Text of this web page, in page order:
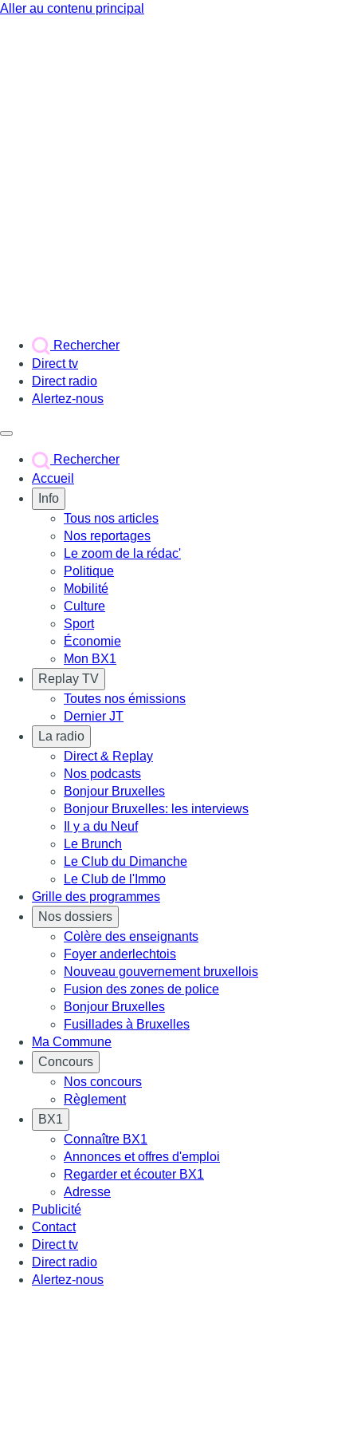
Aller au contenu principal
Rechercher
Direct tv
Direct radio
Alertez-nous
Rechercher
Accueil
Info
Tous nos articles
Nos reportages
Le zoom de la rédac'
Politique
Mobilité
Culture
Sport
Économie
Mon BX1
Replay TV
Toutes nos émissions
Dernier JT
La radio
Direct & Replay
Nos podcasts
Bonjour Bruxelles
Bonjour Bruxelles: les interviews
Il y a du Neuf
Le Brunch
Le Club du Dimanche
Le Club de l'Immo
Grille des programmes
Nos dossiers
Colère des enseignants
Foyer anderlechtois
Nouveau gouvernement bruxellois
Fusion des zones de police
Bonjour Bruxelles
Fusillades à Bruxelles
Ma Commune
Concours
Nos concours
Règlement
BX1
Connaître BX1
Annonces et offres d'emploi
Regarder et écouter BX1
Adresse
Publicité
Contact
Direct tv
Direct radio
Alertez-nous